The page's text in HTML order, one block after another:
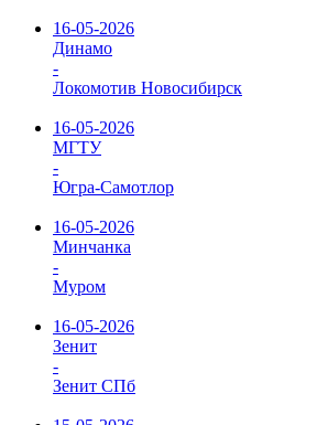
16-05-2026
Динамо
-
Локомотив Новосибирск
16-05-2026
МГТУ
-
Югра-Самотлор
16-05-2026
Минчанка
-
Муром
16-05-2026
Зенит
-
Зенит СПб